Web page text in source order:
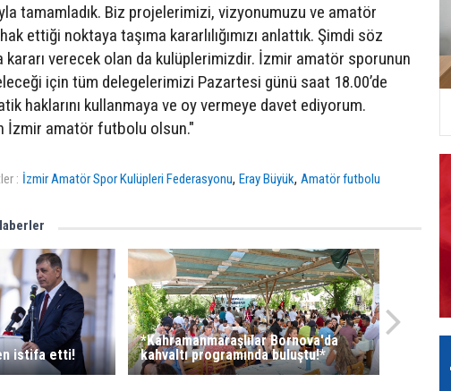
tamamladık. Biz projelerimizi, vizyonumuzu ve amatör
ettiği noktaya taşıma kararlılığımızı anlattık. Şimdi söz
kararı verecek olan da kulüplerimizdir. İzmir amatör sporunun
için tüm delegelerimizi Pazartesi günü saat 18.00’de
haklarını kullanmaya ve oy vermeye davet ediyorum.
İzmir amatör futbolu olsun."
: İzmir Amatör Spor Kulüpleri Federasyonu,Eray Büyük,Amatör futbolu
istifa etti!
*Kahramanmaraşlılar Bornova'da
kahvaltı programında buluştu!*